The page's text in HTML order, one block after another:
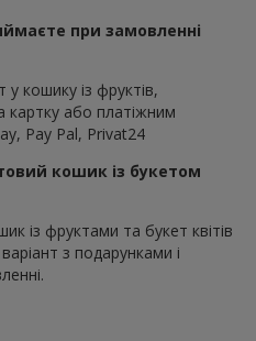
при замовленні
кошику із фруктів,
або платіжним
Pay Pal, Privat24
кошик із букетом
із фруктами та букет квітів
з подарунками і